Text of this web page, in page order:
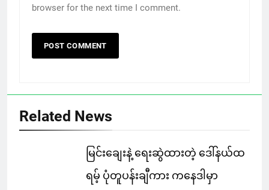
browser for the next time I comment.
Related News
မြင်းချေးနဲ့ ရေးဆွဲထားတဲ့ ဒေါ်နယ်ထ
ရမ့် ပုံတူပန်းချီကား ကနေဒါမှာ